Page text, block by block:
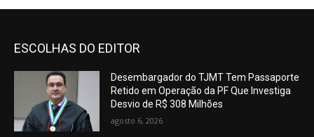
ESCOLHAS DO EDITOR
Desembargador do TJMT Tem Passaporte
Retido em Operação da PF Que Investiga
Desvio de R$ 308 Milhões
agosto 6, 2026